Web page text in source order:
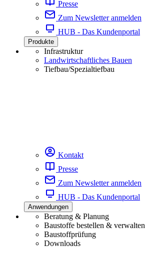
Presse
Zum Newsletter anmelden
HUB - Das Kundenportal
Produkte
Infrastruktur
Landwirtschaftliches Bauen
Tiefbau/Spezialtiefbau
Kontakt
Presse
Zum Newsletter anmelden
HUB - Das Kundenportal
Anwendungen
Beratung & Planung
Baustoffe bestellen & verwalten
Baustoffprüfung
Downloads